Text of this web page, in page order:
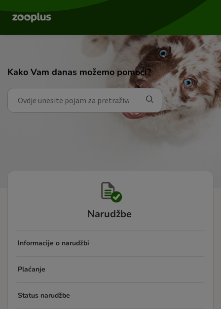
Kako Vam danas možemo pomoći?
Narudžbe
Informacije o narudžbi
Plaćanje
Status narudžbe